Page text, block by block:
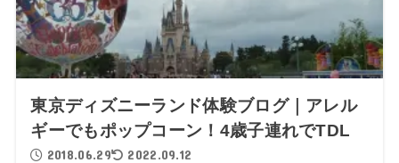
東京ディズニーランド体験ブログ｜アレル
ギーでもポップコーン！4歳子連れでTDL
2018.06.29 2022.09.12